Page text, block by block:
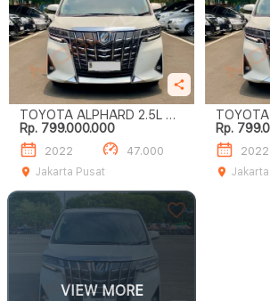
TOYOTA ALPHARD 2.5L G
A/T
Rp. 799.000.000
2022
47.000
Jakarta Pusat
TOYOTA
A/T
Rp.
2022
VIEW MORE